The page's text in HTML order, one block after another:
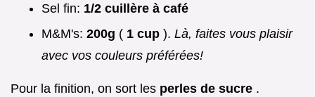
Sel fin: 1/2 cuillère à café
M&M's: 200g ( 1 cup ). Là, faites vous plaisir
avec vos couleurs préférées!
Pour la finition, on sort les perles de sucre .